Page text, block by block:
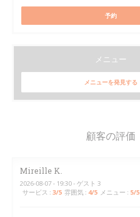
顧客の評価
Mireille K
2026-08-07- 19:30 - ゲスト 3
サービス : 3/5 雰囲気 : 4/5 メニュー : 5/5
予約
メニュー
メニューを発見する